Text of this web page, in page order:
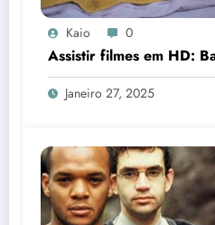
Kaio 0
Assistir filmes em HD:
Janeiro 27, 2025